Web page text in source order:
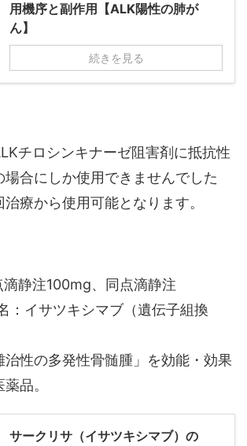
用機序と副作用【ALK陽性の肺が
ん】
続きを見る
チロシンキナーゼ阻害剤に抵抗性
場合にしか使用できませんでした
療から使用可能となります。
静注100mg、同点滴静注
：イサツキシマブ（遺伝子組換
治性の多発性骨髄腫」を効能・効果
品。
サークリサ（イサツキシマブ）の